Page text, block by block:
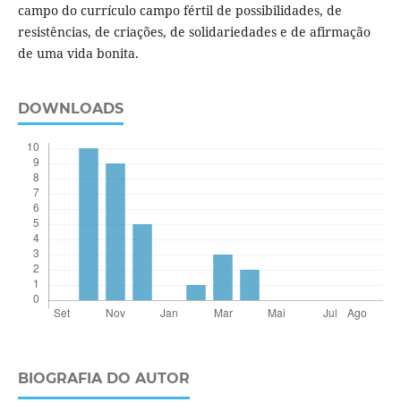
campo do currículo campo fértil de possibilidades, de
resistências, de criações, de solidariedades e de afirmação
de uma vida bonita.
DOWNLOADS
BIOGRAFIA DO AUTOR